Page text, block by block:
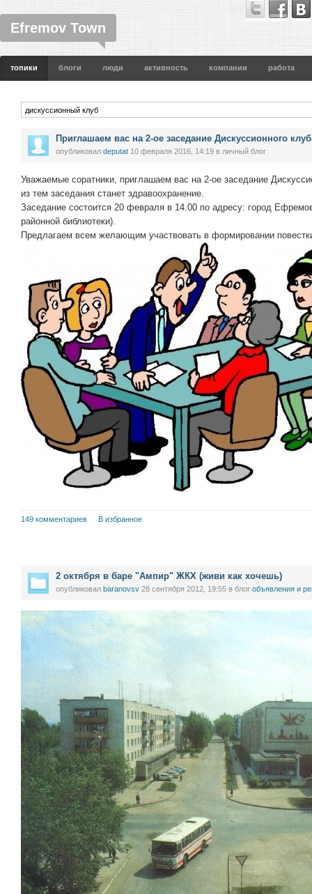
Efremov Town
топики блоги люди активность компании работа
Приглашаем вас на 2-ое заседание Дискуссионного
опубликовал deputat 10 февраля 2016, 14:19 в личный блог
Уважаемые соратники, приглашаем вас на 2-ое заседание
из тем заседания станет здравоохранение.
Заседание состоится 20 февраля в 14.00 по адресу: город
районной библиотеки).
Предлагаем всем желающим участвовать в формировании
149 комментариев В избранное
2 октября в баре "Ампир" ЖКХ (живи как хочешь)
опубликовал baranovsv 28 сентября 2012, 19:55 в блог объявления и